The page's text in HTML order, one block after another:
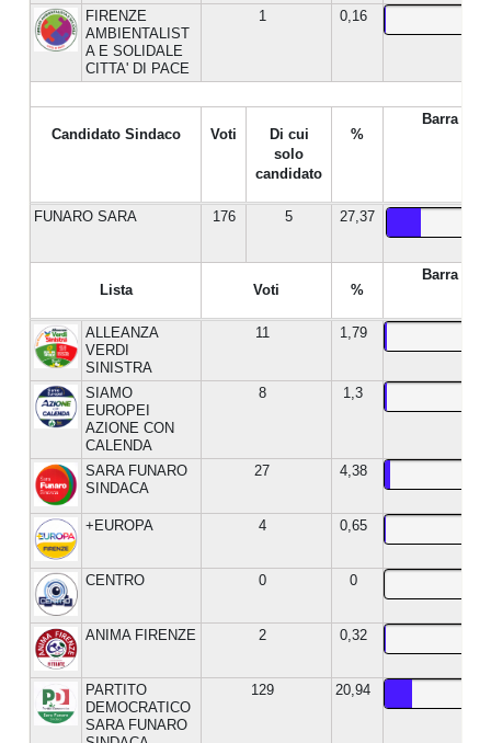
FIRENZE
AMBIENTALIST
A E SOLIDALE
CITTA' DI PACE
1 0,16
Candidato Sindaco Voti
Di cui
solo
candidato
%
Barra %
FUNARO SARA 176 5 27,37
Lista Voti %
Barra %
ALLEANZA
VERDI
SINISTRA
11 1,79
SIAMO
EUROPEI
AZIONE CON
CALENDA
8 1,3
SARA FUNARO
SINDACA
27 4,38
+EUROPA 4 0,65
CENTRO 0 0
ANIMA FIRENZE 2 0,32
PARTITO
DEMOCRATICO
SARA FUNARO
129 20,94